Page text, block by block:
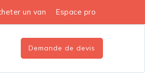
un van Espace pro
Demande de devis